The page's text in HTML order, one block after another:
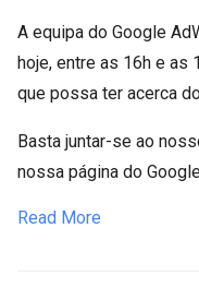
A equipa do Google
hoje, entre as 16h e as
que possa ter acerca
Basta juntar-se ao
nossa página do
Read More